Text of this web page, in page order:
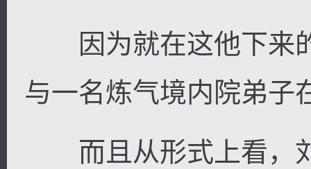
因为就在这他下来
与一名炼气境内院弟子
而且从形式上看，